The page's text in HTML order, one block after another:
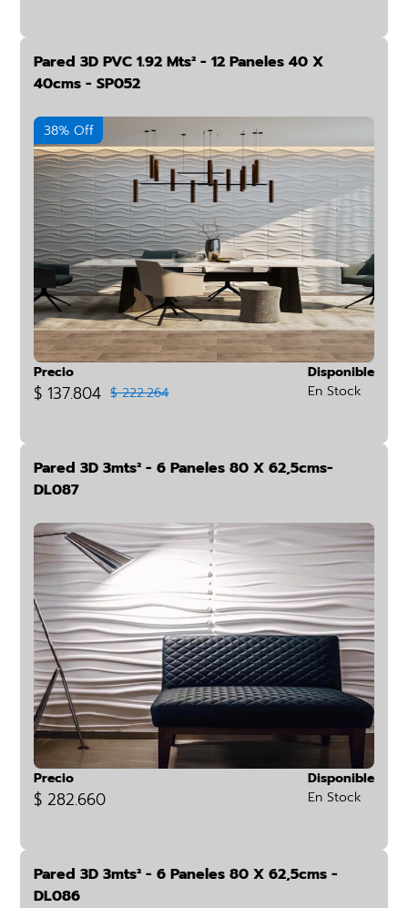
Pared 3D PVC 1.92 Mts² - 12 Paneles 40 X
40cms - SP052
38% Off
Precio
$ 137.804 $ 222.264
Disponible
En Stock
Pared 3D 3mts² - 6 Paneles 80 X 62,5cms-
DL087
Precio
$ 282.660
Disponible
En Stock
Pared 3D 3mts² - 6 Paneles 80 X 62,5cms -
DL086